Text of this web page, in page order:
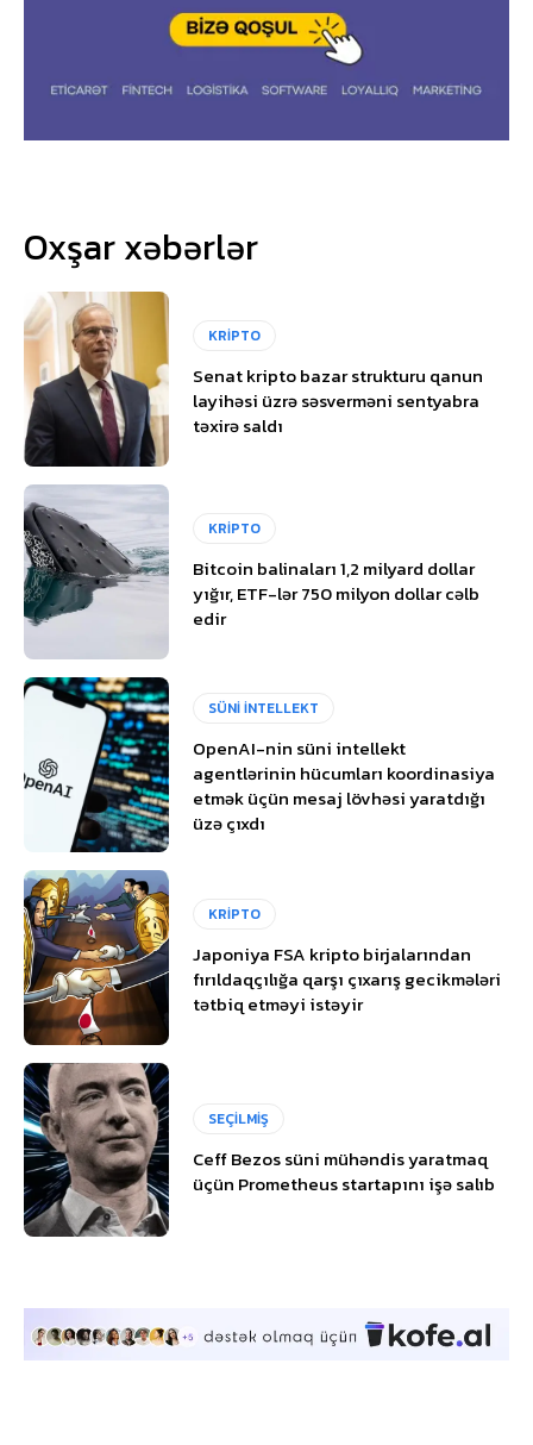
Oxşar xəbərlər
KRİPTO
Senat kripto bazar strukturu qanun
layihəsi üzrə səsverməni sentyabra
təxirə saldı
KRİPTO
Bitcoin balinaları 1,2 milyard dollar
yığır, ETF-lər 750 milyon dollar cəlb
edir
SÜNİ İNTELLEKT
OpenAI-nin süni intellekt
agentlərinin hücumları koordinasiya
etmək üçün mesaj lövhəsi yaratdığı
üzə çıxdı
KRİPTO
Japoniya FSA kripto birjalarından
fırıldaqçılığa qarşı çıxarış gecikmələri
tətbiq etməyi istəyir
SEÇİLMİŞ
Ceff Bezos süni mühəndis yaratmaq
üçün Prometheus startapını işə salıb